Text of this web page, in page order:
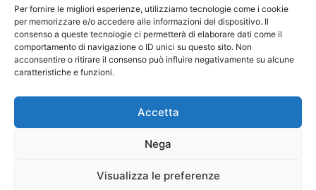
Per fornire le migliori esperienze, utilizziamo tecnologie come i cookie
per memorizzare e/o accedere alle informazioni del dispositivo. Il
consenso a queste tecnologie ci permetterà di elaborare dati come il
comportamento di navigazione o ID unici su questo sito. Non
acconsentire o ritirare il consenso può influire negativamente su alcune
caratteristiche e funzioni.
Accetta
Nega
Visualizza le preferenze
Sito internazionale
LinkedIn
P. IVA 02511710036
M.
Policy